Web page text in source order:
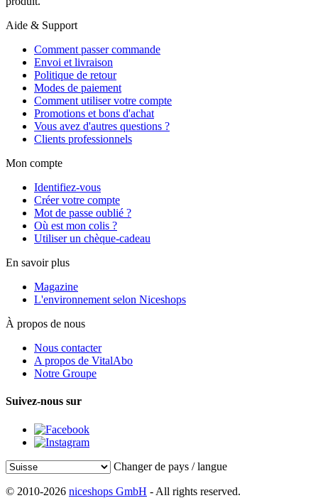
Aide & Support
Comment passer commande
Envoi et livraison
Politique de retour
Modes de paiement
Comment utiliser votre compte
Promotions et bons d'achat
Vous avez d'autres questions ?
Clients professionnels
Mon compte
Identifiez-vous
Créer votre compte
Mot de passe oublié ?
Où est mon colis ?
Utiliser un chèque-cadeau
En savoir plus
Magazine
L'environnement selon Niceshops
À propos de nous
Nous contacter
A propos de VitalAbo
Notre Groupe
Suivez-nous sur
Changer de pays / langue
© 2010-2026 niceshops GmbH - All rights reserved.